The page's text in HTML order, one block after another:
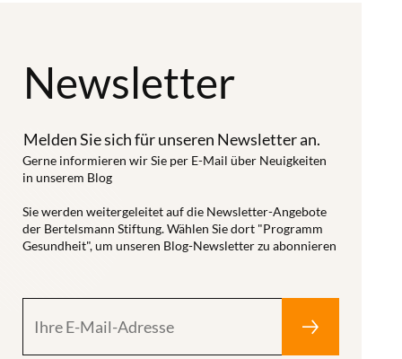
Newsletter
Melden Sie sich für unseren Newsletter an.
Gerne informieren wir Sie per E-Mail über Neuigkeiten
in unserem Blog
Sie werden weitergeleitet auf die Newsletter-Angebote
der Bertelsmann Stiftung. Wählen Sie dort "Programm
Gesundheit", um unseren Blog-Newsletter zu abonnieren